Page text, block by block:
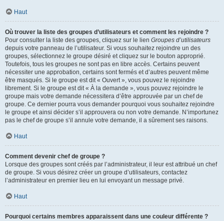
Haut
Où trouver la liste des groupes d’utilisateurs et comment les rejoindre ?
Pour consulter la liste des groupes, cliquez sur le lien Groupes d’utilisateurs
depuis votre panneau de l’utilisateur. Si vous souhaitez rejoindre un des
groupes, sélectionnez le groupe désiré et cliquez sur le bouton approprié.
Toutefois, tous les groupes ne sont pas en libre accès. Certains peuvent
nécessiter une approbation, certains sont fermés et d’autres peuvent même
être masqués. Si le groupe est dit « Ouvert », vous pouvez le rejoindre
librement. Si le groupe est dit « À la demande », vous pouvez rejoindre le
groupe mais votre demande nécessitera d’être approuvée par un chef de
groupe. Ce dernier pourra vous demander pourquoi vous souhaitez rejoindre
le groupe et ainsi décider s’il approuvera ou non votre demande. N’importunez
pas le chef de groupe s’il annule votre demande, il a sûrement ses raisons.
Haut
Comment devenir chef de groupe ?
Lorsque des groupes sont créés par l’administrateur, il leur est attribué un chef
de groupe. Si vous désirez créer un groupe d’utilisateurs, contactez
l’administrateur en premier lieu en lui envoyant un message privé.
Haut
Pourquoi certains membres apparaissent dans une couleur différente ?